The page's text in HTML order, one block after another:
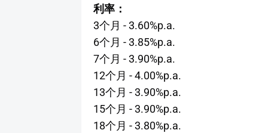
利率：
3个月 - 3.60%p.a.
6个月 - 3.85%p.a.
7个月 - 3.90%p.a.
12个月 - 4.00%p.a.
13个月 - 3.90%p.a.
15个月 - 3.90%p.a.
18个月 - 3.80%p.a.